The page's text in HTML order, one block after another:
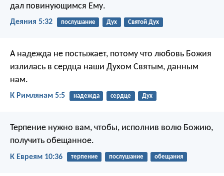
дал повинующимся Ему.
Деяния 5:32 послушание Дух Святой Дух
А надежда не постыжает, потому что любовь Божия
излилась в сердца наши Духом Святым, данным
нам.
К Римлянам 5:5 надежда сердце Дух
Терпение нужно вам, чтобы, исполнив волю Божию,
получить обещанное.
К Евреям 10:36 терпение послушание обещания